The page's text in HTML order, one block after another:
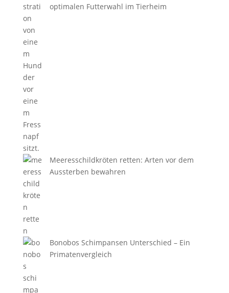
optimalen Futterwahl im Tierheim
Meeresschildkröten retten: Arten vor dem
Aussterben bewahren
Bonobos Schimpansen Unterschied – Ein
Primatenvergleich